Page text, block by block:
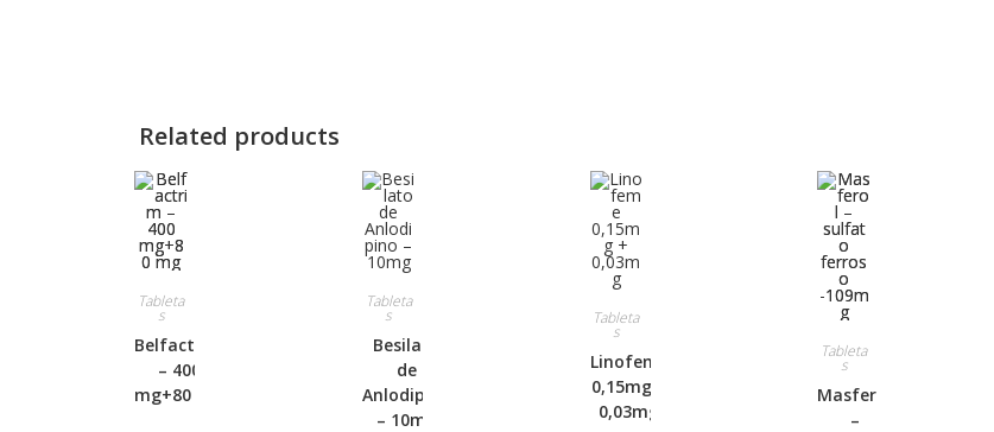
Related products
Tableta
s
Belfactrim
– 400
mg+80 mg
Tableta
s
Besilato
de
Anlodipino
– 10mg
Tableta
s
Linofeme
0,15mg +
0,03mg
Tableta
s
Masferol
–